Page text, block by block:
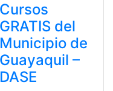
Cursos
GRATIS del
Municipio de
Guayaquil –
DASE